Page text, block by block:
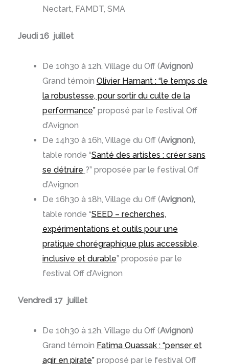
Nectart, FAMDT, SMA
Jeudi 16 juillet
De 10h30 à 12h, Village du Off (Avignon)
Grand témoin Olivier Hamant : “le temps de
la robustesse, pour sortir du culte de la
performance”proposé par le festival Off
d’Avignon
De 14h30 à 16h, Village du Off (Avignon),
table ronde “Santé des artistes : créer sans
se détruire ?” proposée par le festival Off
d’Avignon
De 16h30 à 18h, Village du Off (Avignon),
table ronde “SEED – recherches,
expérimentations et outils pour une
pratique chorégraphique plus accessible,
inclusive et durable” proposée par le
festival Off d’Avignon
Vendredi 17 juillet
De 10h30 à 12h, Village du Off (Avignon)
Grand témoin Fatima Ouassak : “penser et
agir en pirate”proposé par le festival Off